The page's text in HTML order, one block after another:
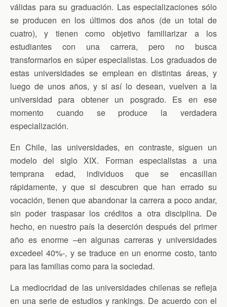
válidas para su graduación. Las especializaciones sólo
se producen en los últimos dos años (de un total de
cuatro), y tienen como objetivo familiarizar a los
estudiantes con una carrera, pero no busca
transformarlos en súper especialistas. Los graduados de
estas universidades se emplean en distintas áreas, y
luego de unos años, y si así lo desean, vuelven a la
universidad para obtener un posgrado. Es en ese
momento cuando se produce la verdadera
especialización.
En Chile, las universidades, en contraste, siguen un
modelo del siglo XIX. Forman especialistas a una
temprana edad, individuos que se encasillan
rápidamente, y que si descubren que han errado su
vocación, tienen que abandonar la carrera a poco andar,
sin poder traspasar los créditos a otra disciplina. De
hecho, en nuestro país la deserción después del primer
año es enorme –en algunas carreras y universidades
excedeel 40%-, y se traduce en un enorme costo, tanto
para las familias como para la sociedad.
La mediocridad de las universidades chilenas se refleja
en una serie de estudios y rankings. De acuerdo con el